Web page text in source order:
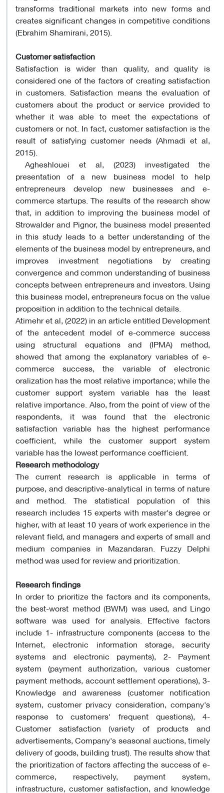
transforms traditional markets into new forms and
creates significant changes in competitive conditions
(Ebrahim Shamirani, 2015).
Customer satisfaction
Satisfaction is wider than quality, and quality is
considered one of the factors of creating satisfaction
in customers. Satisfaction means the evaluation of
customers about the product or service provided to
whether it was able to meet the expectations of
customers or not. In fact, customer satisfaction is the
result of satisfying customer needs (Ahmadi et al,
2015).
Agheshlouei et al, (2023) investigated the
presentation of a new business model to help
entrepreneurs develop new businesses and e-
commerce startups. The results of the research show
that, in addition to improving the business model of
Strowalder and Pignor, the business model presented
in this study leads to a better understanding of the
elements of the business model by entrepreneurs, and
improves investment negotiations by creating
convergence and common understanding of business
concepts between entrepreneurs and investors. Using
this business model, entrepreneurs focus on the value
proposition in addition to the technical details.
Atimehr et al, (2022) in an article entitled Development
of the antecedent model of e-commerce success
using structural equations and (IPMA) method,
showed that among the explanatory variables of e-
commerce success, the variable of electronic
oralization has the most relative importance; while the
customer support system variable has the least
relative importance. Also, from the point of view of the
respondents, it was found that the electronic
satisfaction variable has the highest performance
coefficient, while the customer support system
variable has the lowest performance coefficient.
Research methodology
The current research is applicable in terms of
purpose, and descriptive-analytical in terms of nature
and method. The statistical population of this
research includes 15 experts with master's degree or
higher, with at least 10 years of work experience in the
relevant field, and managers and experts of small and
medium companies in Mazandaran. Fuzzy Delphi
method was used for review and prioritization.
Research findings
In order to prioritize the factors and its components,
the best-worst method (BWM) was used, and Lingo
software was used for analysis. Effective factors
include 1- infrastructure components (access to the
Internet, electronic information storage, security
systems and electronic payments), 2- Payment
system (payment authorization, various customer
payment methods, account settlement operations), 3-
Knowledge and awareness (customer notification
system, customer privacy consideration, company's
response to customers' frequent questions), 4-
Customer satisfaction (variety of products and
advertisements, Company's seasonal auctions, timely
delivery of goods, building trust). The results show that
the prioritization of factors affecting the success of e-
commerce, respectively, payment system,
infrastructure, customer satisfaction, and knowledge